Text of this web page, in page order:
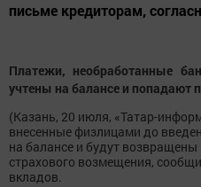
письме кредиторам,
Платежи, необработанные
учтены на балансе и попадают
(Казань, 20 июля, «Татар-
внесенные физлицами до
на балансе и будут
страхового возмещения,
вкладов.